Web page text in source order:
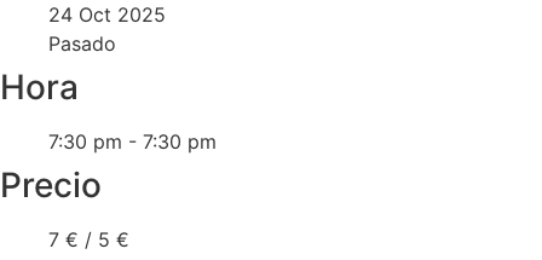
24 Oct 2025
Pasado
Hora
7:30 pm - 7:30 pm
Precio
7 € / 5 €